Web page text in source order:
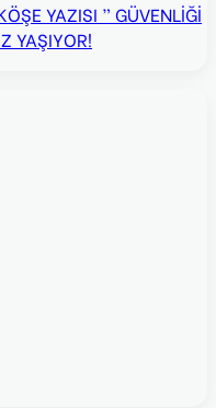
YAZISI ” GÜVENLİĞİ
YAŞIYOR!